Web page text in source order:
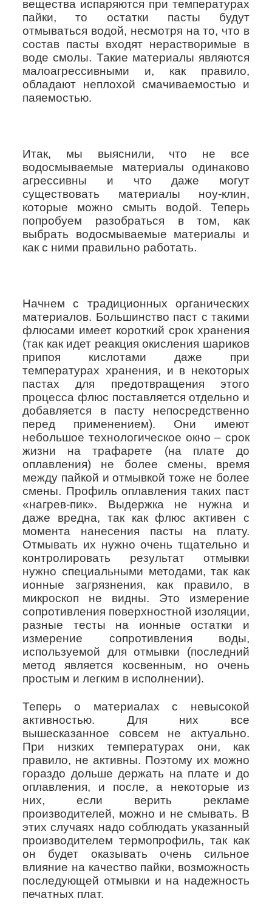
вещества испаряются при температурах
пайки, то остатки пасты будут
отмываться водой, несмотря на то, что в
состав пасты входят нерастворимые в
воде смолы. Такие материалы являются
малоагрессивными и, как правило,
обладают неплохой смачиваемостью и
паяемостью.
Итак, мы выяснили, что не все
водосмываемые материалы одинаково
агрессивны и что даже могут
существовать материалы ноу-клин,
которые можно смыть водой. Теперь
попробуем разобраться в том, как
выбрать водосмываемые материалы и
как с ними правильно работать.
Начнем с традиционных органических
материалов. Большинство паст с такими
флюсами имеет короткий срок хранения
(так как идет реакция окисления шариков
припоя кислотами даже при
температурах хранения, и в некоторых
пастах для предотвращения этого
процесса флюс поставляется отдельно и
добавляется в пасту непосредственно
перед применением). Они имеют
небольшое технологическое окно – срок
жизни на трафарете (на плате до
оплавления) не более смены, время
между пайкой и отмывкой тоже не более
смены. Профиль оплавления таких паст
«нагрев-пик». Выдержка не нужна и
даже вредна, так как флюс активен с
момента нанесения пасты на плату.
Отмывать их нужно очень тщательно и
контролировать результат отмывки
нужно специальными методами, так как
ионные загрязнения, как правило, в
микроскоп не видны. Это измерение
сопротивления поверхностной изоляции,
разные тесты на ионные остатки и
измерение сопротивления воды,
используемой для отмывки (последний
метод является косвенным, но очень
простым и легким в исполнении).
Теперь о материалах с невысокой
активностью. Для них все
вышесказанное совсем не актуально.
При низких температурах они, как
правило, не активны. Поэтому их можно
гораздо дольше держать на плате и до
оплавления, и после, а некоторые из
них, если верить рекламе
производителей, можно и не смывать. В
этих случаях надо соблюдать указанный
производителем термопрофиль, так как
он будет оказывать очень сильное
влияние на качество пайки, возможность
последующей отмывки и на надежность
печатных плат.